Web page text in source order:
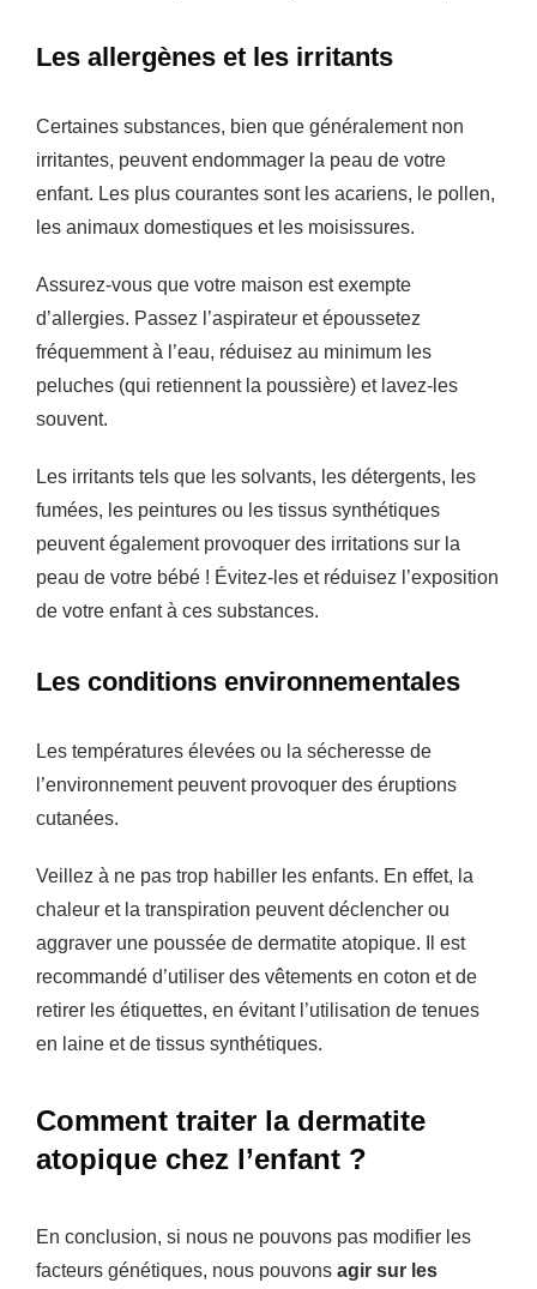
Les allergènes et les irritants
Certaines substances, bien que généralement non
irritantes, peuvent endommager la peau de votre
enfant. Les plus courantes sont les acariens, le pollen,
les animaux domestiques et les moisissures.
Assurez-vous que votre maison est exempte
d’allergies. Passez l’aspirateur et époussetez
fréquemment à l’eau, réduisez au minimum les
peluches (qui retiennent la poussière) et lavez-les
souvent.
Les irritants tels que les solvants, les détergents, les
fumées, les peintures ou les tissus synthétiques
peuvent également provoquer des irritations sur la
peau de votre bébé ! Évitez-les et réduisez l’exposition
de votre enfant à ces substances.
Les conditions environnementales
Les températures élevées ou la sécheresse de
l’environnement peuvent provoquer des éruptions
cutanées.
Veillez à ne pas trop habiller les enfants. En effet, la
chaleur et la transpiration peuvent déclencher ou
aggraver une poussée de dermatite atopique. Il est
recommandé d’utiliser des vêtements en coton et de
retirer les étiquettes, en évitant l’utilisation de tenues
en laine et de tissus synthétiques.
Comment traiter la dermatite
atopique chez l’enfant ?
En conclusion, si nous ne pouvons pas modifier les
facteurs génétiques, nous pouvons agir sur les